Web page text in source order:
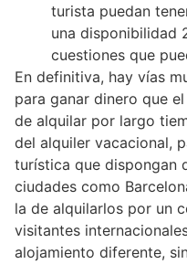
turista puedan
una disponibilidad
cuestiones que
En definitiva, hay vías
para ganar dinero que
de alquilar por largo
del alquiler vacacional,
turística que dispongan
ciudades como
la de alquilarlos por un
visitantes
alojamiento diferente,